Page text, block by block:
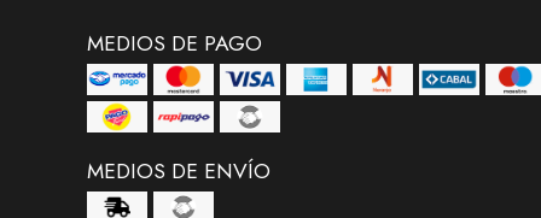
MEDIOS DE PAGO
MEDIOS DE ENVÍO